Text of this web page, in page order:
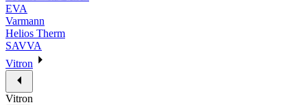
EVA
Varmann
Helios Therm
SAVVA
Vitron
Vitron